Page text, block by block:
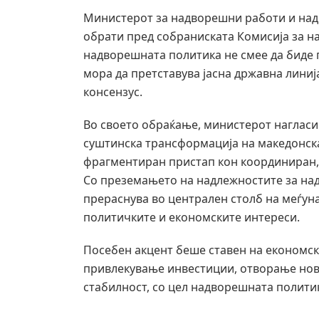
Министерот за надворешни работи и
обрати пред собраниската Комисија за
надворешната политика не смее да
мора да претставува јасна државна
консензус.
Во своето обраќање, министерот
суштинска трансформација на
фрагментиран пристап кон
Со преземањето на надлежностите за
прераснува во централен столб на
политичките и економските интереси.
Посебен акцент беше ставен на
привлекување инвестиции, отворање
стабилност, со цел надворешната